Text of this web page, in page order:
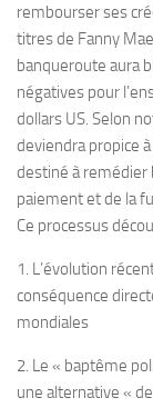
rembourser ses
titres de Fanny
banqueroute aura
négatives pour
dollars US. Selon
deviendra propice
destiné à remédier
paiement et de la
Ce processus
1. L’évolution
conséquence
mondiales
2. Le « baptême
une alternative «